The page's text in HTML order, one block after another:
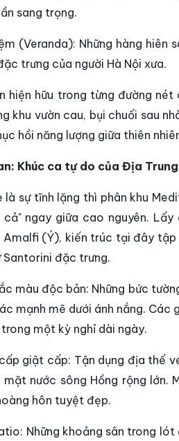
sang trọng.
(Veranda): Những hàng
trưng của người Hà Nội xưa.
hiện hữu trong từng đường
khu vườn cau, bụi chuối sau
hồi năng lượng giữa thiên
Khúc ca tự do của Địa
là sự tĩnh lặng thì phân khu
ngay giữa cao nguyên.
Amalfi (Ý), kiến trúc tại đây
đặc trưng.
màu độc bản: Những bức
mạnh mẽ dưới ánh nắng.
một kỳ nghỉ dài ngày.
giật cấp: Tận dụng địa thế
mặt nước sông Hồng rộng
hôn tuyệt đẹp.
Những khoảng sân trong